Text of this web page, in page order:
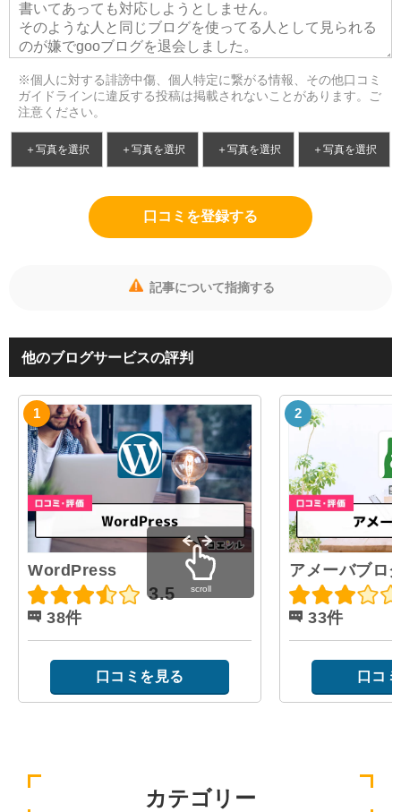
※個人に対する誹謗中傷、個人特定に繋がる情報、その他口コミ
ガイドラインに違反する投稿は掲載されないことがあります。ご
注意ください。
＋写真を選択 ＋写真を選択 ＋写真を選択 ＋写真を選択
口コミを登録する
記事について指摘する
他のブログサービスの評判
WordPress
3.5
38件
口コミを見る
アメーバブロ
33件
口コ
scroll
カテゴリー